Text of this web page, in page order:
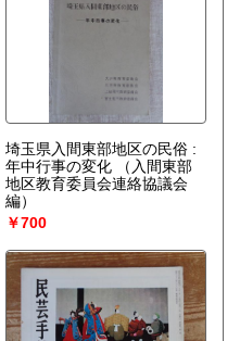
埼玉県入間東部地区の民俗 :
年中行事の変化
（入間東部
地区教育委員会連絡協議会
編）
￥700